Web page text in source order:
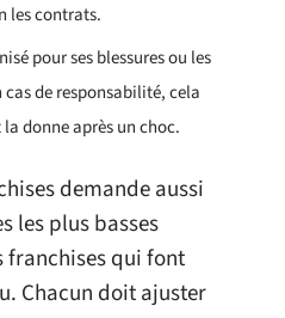
les contrats.
pour ses blessures ou les
de responsabilité, cela
donne après un choc.
demande aussi
les plus basses
franchises qui font
Chacun doit ajuster